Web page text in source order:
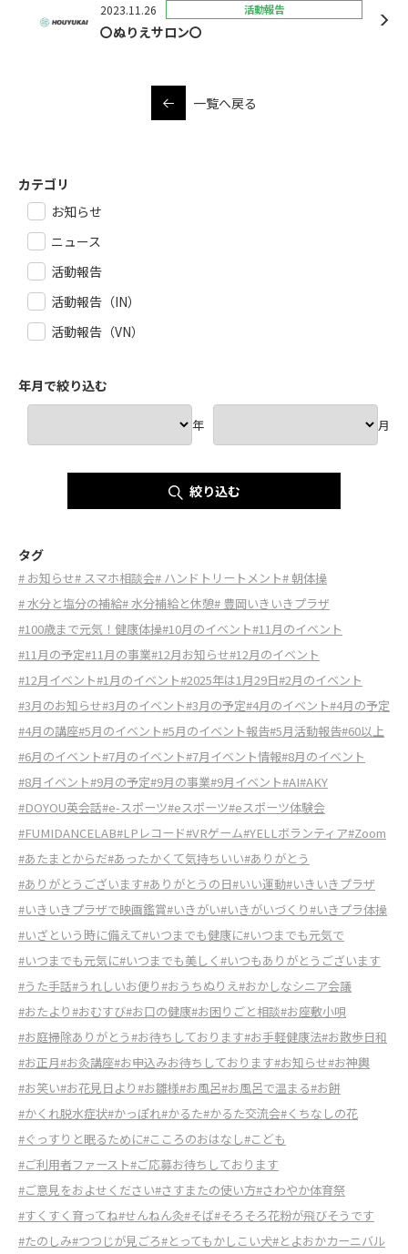
2023.11.26 活動報告
〇ぬりえサロン〇
一覧へ戻る
カテゴリ
お知らせ
ニュース
活動報告
活動報告（IN）
活動報告（VN）
年月で絞り込む
年 月
絞り込む
タグ
# お知らせ# スマホ相談会# ハンドトリートメント# 朝体操
# 水分と塩分の補給# 水分補給と休憩# 豊岡いきいきプラザ
#100歳まで元気！健康体操#10月のイベント#11月のイベント
#11月の予定#11月の事業#12月お知らせ#12月のイベント
#12月イベント#1月のイベント#2025年は1月29日#2月のイベント
#3月のお知らせ#3月のイベント#3月の予定#4月のイベント#4月の予定
#4月の講座#5月のイベント#5月のイベント報告#5月活動報告#60以上
#6月のイベント#7月のイベント#7月イベント情報#8月のイベント
#8月イベント#9月の予定#9月の事業#9月イベント#AI#AKY
#DOYOU英会話#e-スポーツ#eスポーツ#eスポーツ体験会
#FUMIDANCELAB#LPレコード#VRゲーム#YELLボランティア#Zoom
#あたまとからだ#あったかくて気持ちいい#ありがとう
#ありがとうございます#ありがとうの日#いい運動#いきいきプラザ
#いきいきプラザで映画鑑賞#いきがい#いきがいづくり#いきプラ体操
#いざという時に備えて#いつまでも健康に#いつまでも元気で
#いつまでも元気に#いつまでも美しく #いつもありがとうございます
#うた手話#うれしいお便り#おうちぬりえ#おかしなシニア会議
#おたより#おむすび#お口の健康#お困りごと相談#お座敷小唄
#お庭掃除ありがとう#お待ちしております#お手軽健康法#お散歩日和
#お正月#お灸講座#お申込みお待ちしております#お知らせ#お神輿
#お笑い#お花見日より#お雛様#お風呂#お風呂で温まる#お餅
#かくれ脱水症状#かっぽれ#かるた#かるた交流会#くちなしの花
#ぐっすりと眠るために#こころのおはなし#こども
#ご利用者ファースト#ご応募お待ちしております
#ご意見をおよせください#さすまたの使い方#さわやか体育祭
#すくすく育ってね#せんねん灸#そば#そろそろ花粉が飛びそうです
#たのしみ#つつじが見ごろ#とってもかしこい犬#とよおかカーニバル